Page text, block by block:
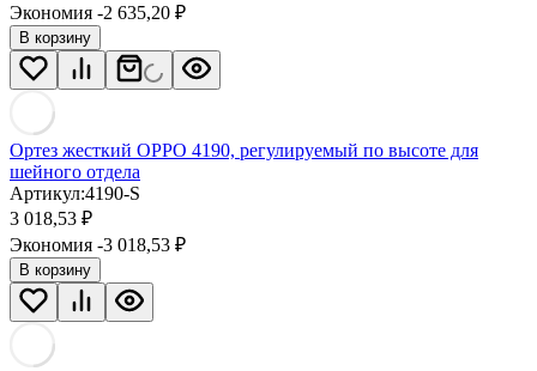
Экономия -2 635,20 ₽
В корзину
Ортез жесткий OPPO 4190, регулируемый по высоте для
шейного отдела
Артикул:4190-S
3 018,53 ₽
Экономия -3 018,53 ₽
В корзину